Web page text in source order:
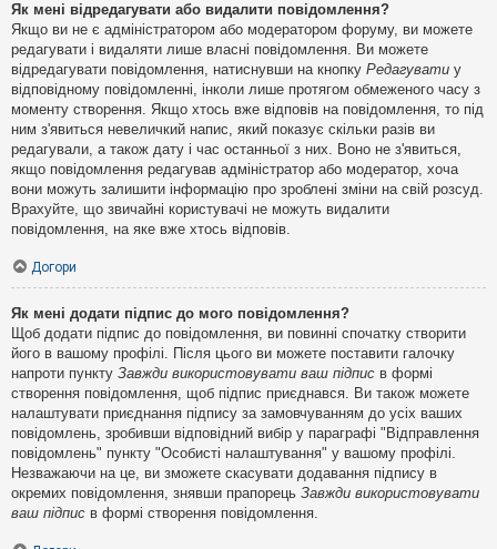
Як мені відредагувати або видалити повідомлення?
Якщо ви не є адміністратором або модератором форуму, ви можете
редагувати і видаляти лише власні повідомлення. Ви можете
відредагувати повідомлення, натиснувши на кнопку Редагувати у
відповідному повідомленні, інколи лише протягом обмеженого часу з
моменту створення. Якщо хтось вже відповів на повідомлення, то під
ним з'явиться невеличкий напис, який показує скільки разів ви
редагували, а також дату і час останньої з них. Воно не з'явиться,
якщо повідомлення редагував адміністратор або модератор, хоча
вони можуть залишити інформацію про зроблені зміни на свій розсуд.
Врахуйте, що звичайні користувачі не можуть видалити
повідомлення, на яке вже хтось відповів.
Догори
Як мені додати підпис до мого повідомлення?
Щоб додати підпис до повідомлення, ви повинні спочатку створити
його в вашому профілі. Після цього ви можете поставити галочку
напроти пункту Завжди використовувати ваш підпис в формі
створення повідомлення, щоб підпис приєднався. Ви також можете
налаштувати приєднання підпису за замовчуванням до усіх ваших
повідомлень, зробивши відповідний вибір у параграфі "Відправлення
повідомлень" пункту "Особисті налаштування" у вашому профілі.
Незважаючи на це, ви зможете скасувати додавання підпису в
окремих повідомлення, знявши прапорець Завжди використовувати
ваш підпис в формі створення повідомлення.